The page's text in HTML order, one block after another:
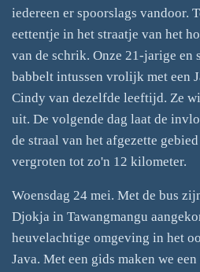
iedereen er spoorslags vandoor.
eettentje in het straatje van het
van de schrik. Onze 21-jarige en
babbelt intussen vrolijk met een
Cindy van dezelfde leeftijd. Ze
uit. De volgende dag laat de
de straal van het afgezette
vergroten tot zo'n 12 kilometer.
Woensdag 24 mei. Met de bus
Djokja in Tawangmangu
heuvelachtige omgeving in het
Java. Met een gids maken we